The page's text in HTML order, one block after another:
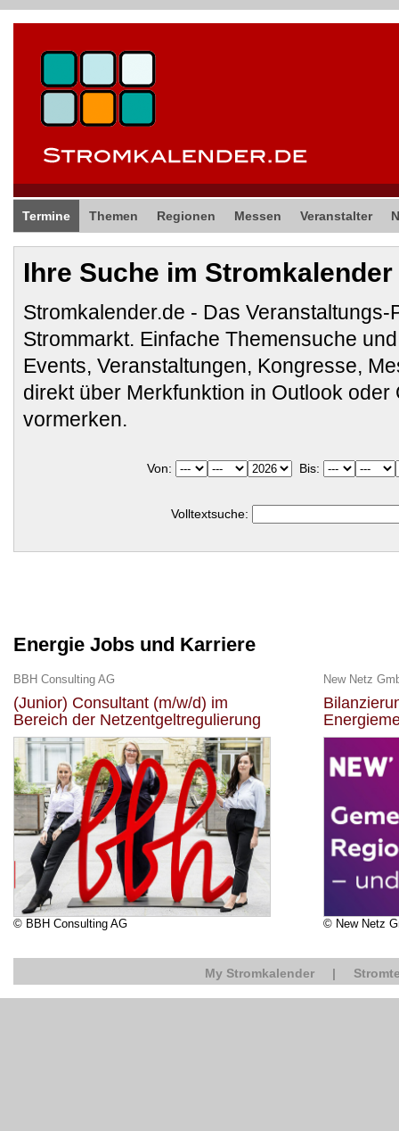
Termine Themen Regionen Messen Veranstalter
Ihre Suche im Stromkalender
Stromkalender.de - Das Veranstaltungs-
Strommarkt. Einfache Themensuche
Events, Veranstaltungen, Kongresse,
direkt über Merkfunktion in Outlook oder
vormerken.
Von: Bis:
Volltextsuche:
Energie Jobs und Karriere
BBH Consulting AG
(Junior) Consultant (m/w/d) im
Bereich der Netzentgeltregulierung
© BBH Consulting AG
New Netz
© New Netz
My Stromkalender |